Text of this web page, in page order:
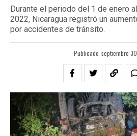
Durante el periodo del 1 de enero
2022, Nicaragua registró un
por accidentes de tránsito.
Publicado septiembre